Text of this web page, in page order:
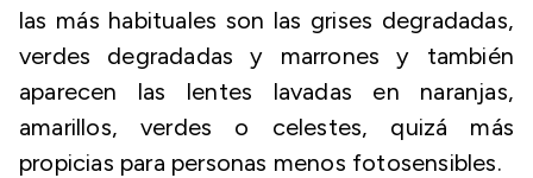
las más habituales son las grises degradadas,
verdes degradadas y marrones y también
aparecen las lentes lavadas en naranjas,
amarillos, verdes o celestes, quizá más
propicias para personas menos fotosensibles.